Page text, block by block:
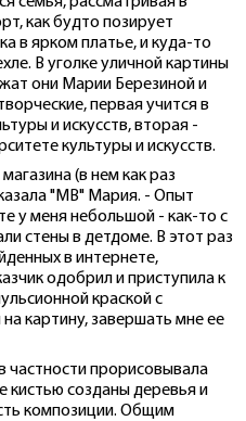
как будто позирует
в ярком платье, и куда-то
В уголке уличной картины
они Марии Березиной и
первая учится в
и искусств, вторая -
культуры и искусств.
(в нем как раз
"МВ" Мария. - Опыт
у меня небольшой - как-то с
стены в детдоме. В этот раз
в интернете,
одобрил и приступила к
краской с
картину, завершать мне ее
частности прорисовывала
кистью созданы деревья и
композиции. Общим